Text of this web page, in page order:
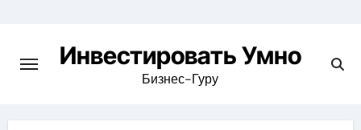
content
Инвестировать Умно
Бизнес-Гуру